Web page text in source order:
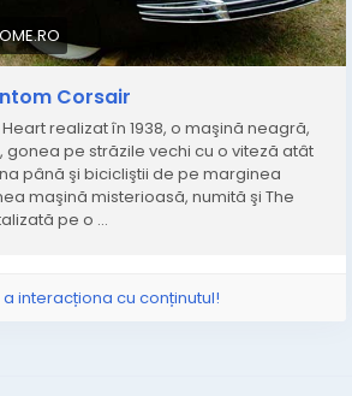
Corsair
realizat în 1938, o maşină neagră,
pe străzile vechi cu o viteză atât
până şi bicicliştii de pe marginea
maşină misterioasă, numită şi The
pe o ...
interacționa cu conținutul!